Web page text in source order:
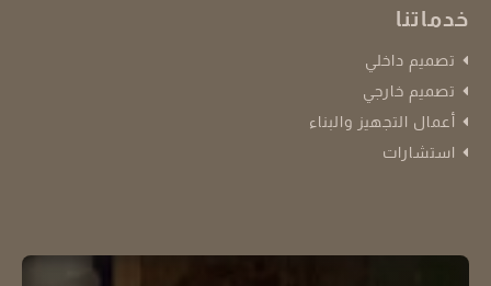
خدماتنا
تصميم داخلي
تصميم خارجي
أعمال التجهيز والبناء
استشارات